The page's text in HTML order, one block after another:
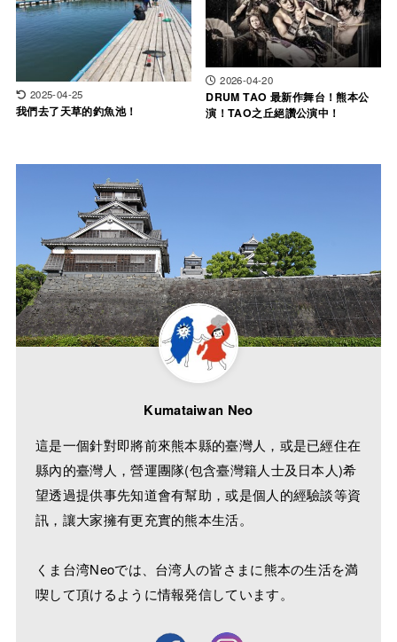
2025-04-25
我們去了天草的釣魚池！
2026-04-20
DRUM TAO 最新作舞台！熊本公
演！TAO之丘絕讚公演中！
Kumataiwan Neo
這是一個針對即將前來熊本縣的臺灣人，或是已經住在
縣內的臺灣人，營運團隊(包含臺灣籍人士及日本人)希
望透過提供事先知道會有幫助，或是個人的經驗談等資
訊，讓大家擁有更充實的熊本生活。
くま台湾Neoでは、台湾人の皆さまに熊本の生活を満
喫して頂けるように情報発信しています。